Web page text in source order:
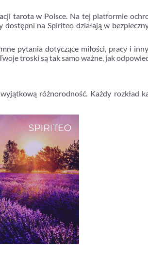
tarota w Polsce. Na tej platformie
na Spiriteo działają w
pytania dotyczące miłości, pracy i
troski są tak samo ważne, jak
różnorodność. Każdy rozkład